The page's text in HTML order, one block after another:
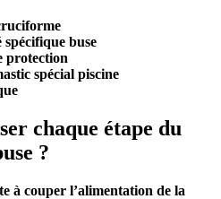
spécifique buse
protection
spécial piscine
chaque étape du
?
à couper l’alimentation de la